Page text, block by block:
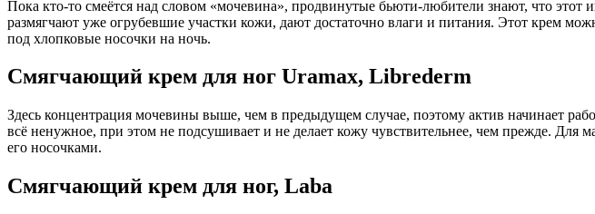
Пока кто‑то смеётся над словом «мочевина», продвинутые бьюти‑любители знают, что
размягчают уже огрубевшие участки кожи, дают достаточно влаги и питания. Этот крем
под хлопковые носочки на ночь.
Смягчающий крем для ног Uramax, Librederm
Здесь концентрация мочевины выше, чем в предыдущем случае, поэтому актив начинает
всё ненужное, при этом не подсушивает и не делает кожу чувствительнее, чем прежде. Для
его носочками.
Смягчающий крем для ног, Laba